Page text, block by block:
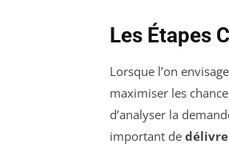
Les Étapes
Lorsque l’on
maximiser les
d’analyser la
important de